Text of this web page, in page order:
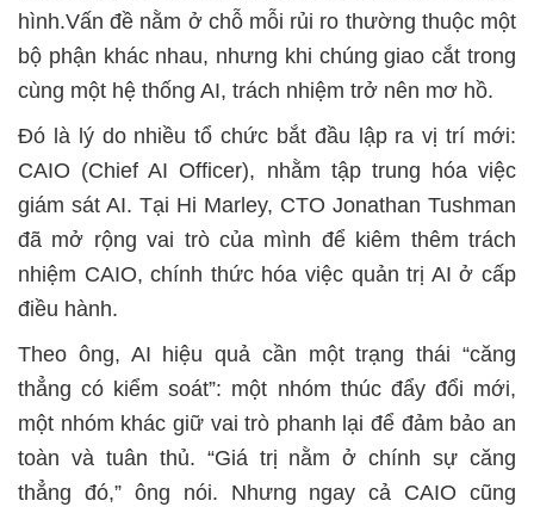
hình.Vấn đề nằm ở chỗ mỗi rủi ro thường thuộc một
bộ phận khác nhau, nhưng khi chúng giao cắt trong
cùng một hệ thống AI, trách nhiệm trở nên mơ hồ.
Đó là lý do nhiều tổ chức bắt đầu lập ra vị trí mới:
CAIO (Chief AI Officer), nhằm tập trung hóa việc
giám sát AI. Tại Hi Marley, CTO Jonathan Tushman
đã mở rộng vai trò của mình để kiêm thêm trách
nhiệm CAIO, chính thức hóa việc quản trị AI ở cấp
điều hành.
Theo ông, AI hiệu quả cần một trạng thái “căng
thẳng có kiểm soát”: một nhóm thúc đẩy đổi mới,
một nhóm khác giữ vai trò phanh lại để đảm bảo an
toàn và tuân thủ. “Giá trị nằm ở chính sự căng
thẳng đó,” ông nói. Nhưng ngay cả CAIO cũng